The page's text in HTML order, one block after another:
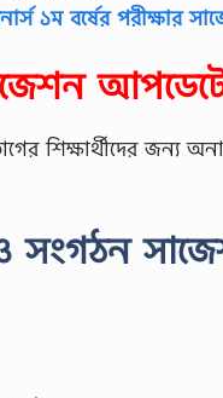
১ম বর্ষের পরীক্ষার
শিক্ষার্থীদের
ও সংগঠন